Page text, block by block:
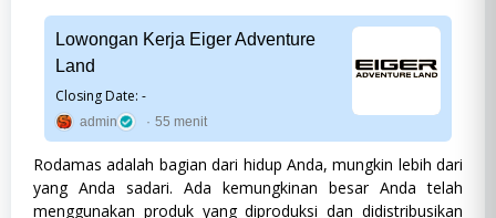
SWASTA
Lowongan Kerja Eiger Adventure
Land
Closing Date: -
admin 55 menit
Rodamas adalah bagian dari hidup Anda, mungkin lebih dari
yang Anda sadari. Ada kemungkinan besar Anda telah
menggunakan produk yang diproduksi dan didistribusikan